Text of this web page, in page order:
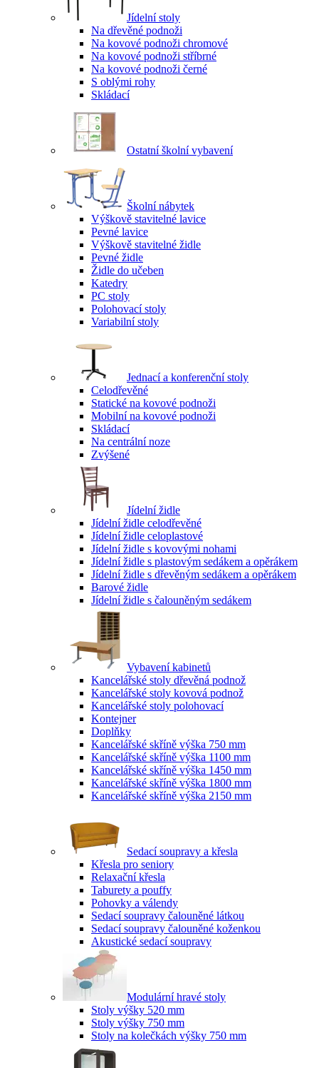
Jídelní stoly
Na dřevěné podnoži
Na kovové podnoži chromové
Na kovové podnoži stříbrné
Na kovové podnoži černé
S oblými rohy
Skládací
Ostatní školní vybavení
Školní nábytek
Výškově stavitelné lavice
Pevné lavice
Výškově stavitelné židle
Pevné židle
Židle do učeben
Katedry
PC stoly
Polohovací stoly
Variabilní stoly
Jednací a konferenční stoly
Celodřevěné
Statické na kovové podnoži
Mobilní na kovové podnoži
Skládací
Na centrální noze
Zvýšené
Jídelní židle
Jídelní židle celodřevěné
Jídelní židle celoplastové
Jídelní židle s kovovými nohami
Jídelní židle s plastovým sedákem a opěrákem
Jídelní židle s dřevěným sedákem a opěrákem
Barové židle
Jídelní židle s čalouněným sedákem
Vybavení kabinetů
Kancelářské stoly dřevěná podnož
Kancelářské stoly kovová podnož
Kancelářské stoly polohovací
Kontejner
Doplňky
Kancelářské skříně výška 750 mm
Kancelářské skříně výška 1100 mm
Kancelářské skříně výška 1450 mm
Kancelářské skříně výška 1800 mm
Kancelářské skříně výška 2150 mm
Sedací soupravy a křesla
Křesla pro seniory
Relaxační křesla
Taburety a pouffy
Pohovky a válendy
Sedací soupravy čalouněné látkou
Sedací soupravy čalouněné koženkou
Akustické sedací soupravy
Modulární hravé stoly
Stoly výšky 520 mm
Stoly výšky 750 mm
Stoly na kolečkách výšky 750 mm